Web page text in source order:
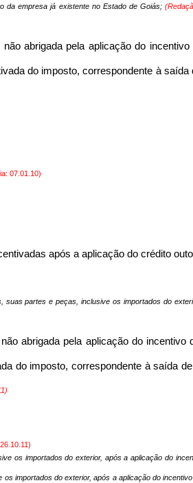
da empresa já existente no Estado de Goiás;
abrigada pela aplicação do
do imposto, correspondente à
07.01.10)
após a aplicação do crédito
suas partes e peças, inclusive os importados do
abrigada pela aplicação do incentivo
do imposto, correspondente à saída
26.10.11)
os importados do exterior, após a aplicação do
importados do exterior, após a aplicação do